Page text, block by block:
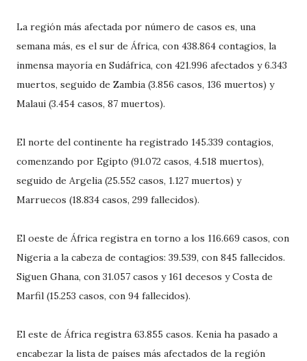
La región más afectada por número de casos es, una
semana más, es el sur de África, con 438.864 contagios, la
inmensa mayoría en Sudáfrica, con 421.996 afectados y 6.343
muertos, seguido de Zambia (3.856 casos, 136 muertos) y
Malaui (3.454 casos, 87 muertos).
El norte del continente ha registrado 145.339 contagios,
comenzando por Egipto (91.072 casos, 4.518 muertos),
seguido de Argelia (25.552 casos, 1.127 muertos) y
Marruecos (18.834 casos, 299 fallecidos).
El oeste de África registra en torno a los 116.669 casos, con
Nigeria a la cabeza de contagios: 39.539, con 845 fallecidos.
Siguen Ghana, con 31.057 casos y 161 decesos y Costa de
Marfil (15.253 casos, con 94 fallecidos).
El este de África registra 63.855 casos. Kenia ha pasado a
encabezar la lista de países más afectados de la región